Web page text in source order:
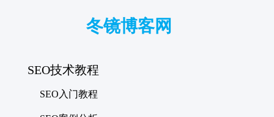
冬镜博客网
SEO技术教程
SEO入门教程